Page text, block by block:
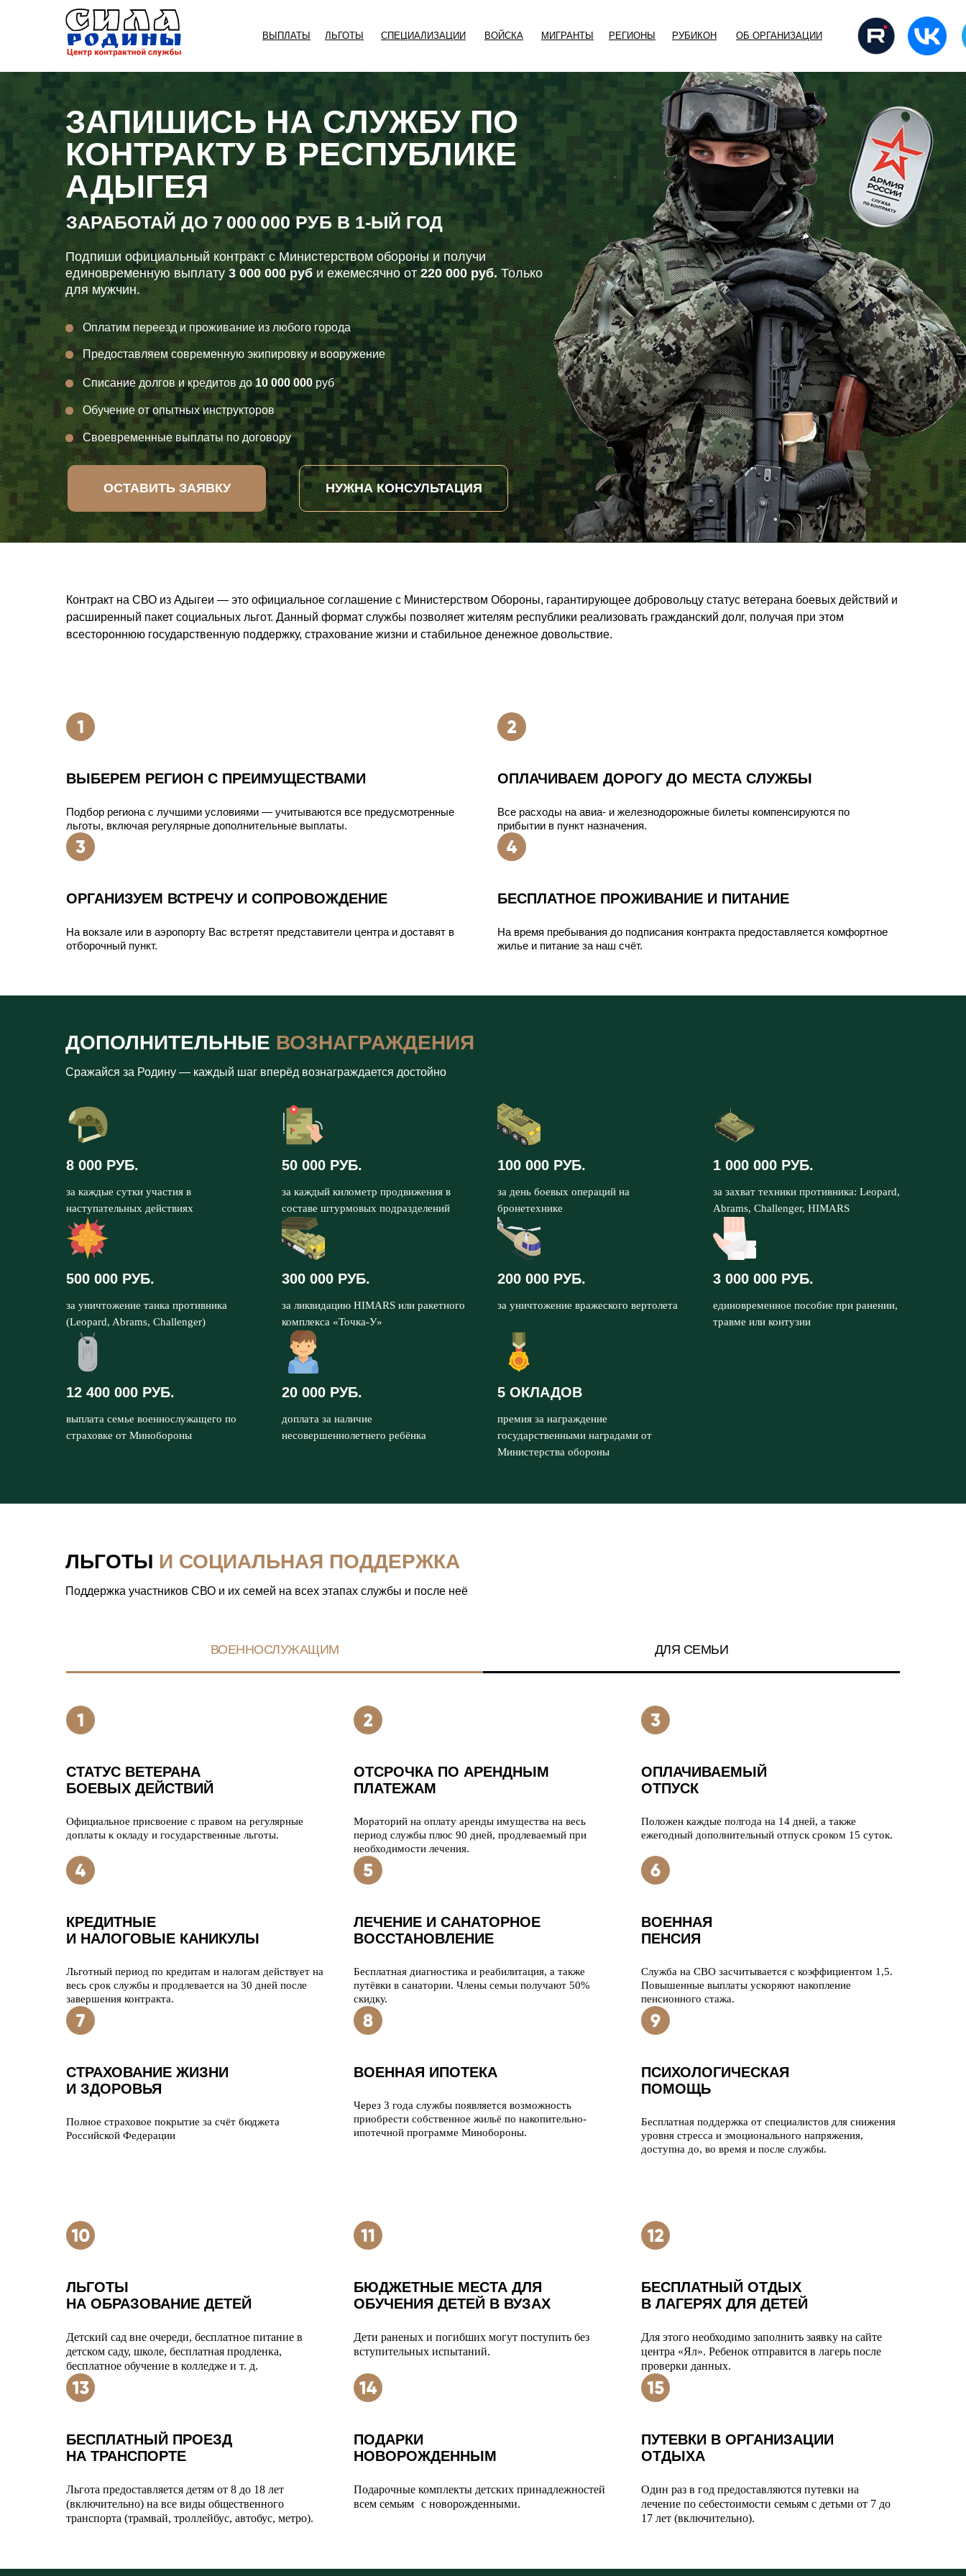
СПЕЦИАЛИЗАЦИИ ОБ ОРГАНИЗАЦИИ
РЕГИОНЫ
ВОЙСКА МИГРАНТЫ
ЛЬГОТЫ РУБИКОН
ВЫПЛАТЫ
ЗАПИШИСЬ НА СЛУЖБУ ПО
КОНТРАКТУ В РЕСПУБЛИКЕ
АДЫГЕЯ
ЗАРАБОТАЙ ДО7 000 000 РУБВ 1-ЫЙ ГОД
Подпиши официальный контракт с Министерством обороны и получи
единовременную выплату3 000 000 руби ежемесячно от220 000 руб. Только
для мужчин.
ОСТАВИТЬ ЗАЯВКУ НУЖНА КОНСУЛЬТАЦИЯ
Оплатим переезд и проживание из любого города
Предоставляем современную экипировку и вооружение
Списание долгов и кредитов до10 000 000руб
Обучение от опытных инструкторов
Своевременные выплаты по договору
Контракт на СВО из Адыгеи — это официальное соглашение с Министерством Обороны, гарантирующее добровольцу статус ветерана боевых действий и
расширенный пакет социальных льгот. Данный формат службы позволяет жителям республики реализовать гражданский долг, получая при этом
всестороннюю государственную поддержку, страхование жизни и стабильное денежное довольствие.
ВЫБЕРЕМ РЕГИОН С ПРЕИМУЩЕСТВАМИ
Подбор региона с лучшими условиями — учитываются все предусмотренные
льготы, включая регулярные дополнительные выплаты.
ОПЛАЧИВАЕМ ДОРОГУ ДО МЕСТА СЛУЖБЫ
Все расходы на авиа- и железнодорожные билеты компенсируются по
прибытии в пункт назначения.
ОРГАНИЗУЕМ ВСТРЕЧУ И СОПРОВОЖДЕНИЕ
На вокзале или в аэропорту Вас встретят представители центра и доставят в
отборочный пункт.
БЕСПЛАТНОЕ ПРОЖИВАНИЕ И ПИТАНИЕ
На время пребывания до подписания контракта предоставляется комфортное
жилье и питание за наш счёт.
ДОПОЛНИТЕЛЬНЫЕ ВОЗНАГРАЖДЕНИЯ
Сражайся за Родину — каждый шаг вперёд вознаграждается достойно
8 000 РУБ.
за каждые сутки участия в
наступательных действиях
50 000 РУБ.
за каждый километр продвижения в
составе штурмовых подразделений
100 000 РУБ.
за день боевых операций на
бронетехнике
1 000 000 РУБ.
за захват техники противника: Leopard,
Abrams, Challenger, HIMARS
500 000 РУБ.
за уничтожение танка противника
(Leopard, Abrams, Challenger)
300 000 РУБ.
за ликвидацию HIMARS или ракетного
комплекса «Точка-У»
200 000 РУБ.
за уничтожение вражеского вертолета
3 000 000 РУБ.
единовременное пособие при ранении,
травме или контузии
12 400 000 РУБ.
выплата семье военнослужащего по
страховке от Минобороны
20 000 РУБ.
доплата за наличие
несовершеннолетнего ребёнка
5 ОКЛАДОВ
премия за награждение
государственными наградами от
Министерства обороны
ЛЬГОТЫ И СОЦИАЛЬНАЯ ПОДДЕРЖКА
Поддержка участников СВО и их семей на всех этапах службы и после неё
ВОЕННОСЛУЖАЩИМ ДЛЯ СЕМЬИ
СТАТУС ВЕТЕРАНА
БОЕВЫХ ДЕЙСТВИЙ
Официальное присвоение с правом на регулярные
доплаты к окладу и государственные льготы.
ОТСРОЧКА ПО АРЕНДНЫМ
ПЛАТЕЖАМ
Мораторий на оплату аренды имущества на весь
период службы плюс 90 дней, продлеваемый при
необходимости лечения.
ОПЛАЧИВАЕМЫЙ
ОТПУСК
Положен каждые полгода на 14 дней, а также
ежегодный дополнительный отпуск сроком 15 суток.
КРЕДИТНЫЕ
И НАЛОГОВЫЕ КАНИКУЛЫ
Льготный период по кредитам и налогам действует на
весь срок службы и продлевается на 30 дней после
завершения контракта.
ЛЕЧЕНИЕ И САНАТОРНОЕ
ВОССТАНОВЛЕНИЕ
Бесплатная диагностика и реабилитация, а также
путёвки в санатории. Члены семьи получают 50%
скидку.
ВОЕННАЯ
ПЕНСИЯ
Служба на СВО засчитывается с коэффициентом 1,5.
Повышенные выплаты ускоряют накопление
пенсионного стажа.
СТРАХОВАНИЕ ЖИЗНИ
И ЗДОРОВЬЯ
Полное страховое покрытие за счёт бюджета
Российской Федерации
ВОЕННАЯ ИПОТЕКА
Через 3 года службы появляется возможность
приобрести собственное жильё по накопительно-
ипотечной программе Минобороны.
ПСИХОЛОГИЧЕСКАЯ
ПОМОЩЬ
Бесплатная поддержка от специалистов для снижения
уровня стресса и эмоционального напряжения,
доступна до, во время и после службы.
ЛЬГОТЫ
НА ОБРАЗОВАНИЕ ДЕТЕЙ
Детский сад вне очереди, бесплатное питание в
детском саду, школе, бесплатная продленка,
бесплатное обучение в колледже и т. д.
БЮДЖЕТНЫЕ МЕСТА ДЛЯ
ОБУЧЕНИЯ ДЕТЕЙ В ВУЗАХ
Дети раненых и погибших могут поступить без
вступительных испытаний.
БЕСПЛАТНЫЙ ОТДЫХ
В ЛАГЕРЯХ ДЛЯ ДЕТЕЙ
Для этого необходимо заполнить заявку на сайте
центра «Ял». Ребенок отправится в лагерь после
проверки данных.
БЕСПЛАТНЫЙ ПРОЕЗД
НА ТРАНСПОРТЕ
Льгота предоставляется детям от 8 до 18 лет
(включительно) на все виды общественного
транспорта (трамвай, троллейбус, автобус, метро).
ПОДАРКИ
НОВОРОЖДЕННЫМ
Подарочные комплекты детских принадлежностей
всем семьям с новорожденными.
ПУТЕВКИ В ОРГАНИЗАЦИИ
ОТДЫХА
Один раз в год предоставляются путевки на
лечение по себестоимости семьям с детьми от 7 до
17 лет (включительно).